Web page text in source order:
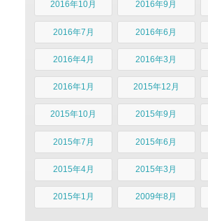
2016年10月 2016年9月
2016年7月 2016年6月
2016年4月 2016年3月
2016年1月 2015年12月
2015年10月 2015年9月
2015年7月 2015年6月
2015年4月 2015年3月
2015年1月 2009年8月